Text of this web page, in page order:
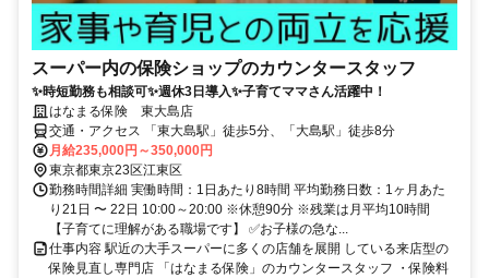
スーパー内の保険ショップのカウンタースタッフ
✨時短勤務も相談可✨週休3日導入✨子育てママさん活躍中！
はなまる保険 東大島店
交通・アクセス 「東大島駅」徒歩5分、「大島駅」徒歩8分
月給235,000円～350,000円
東京都東京23区江東区
勤務時間詳細 実働時間：1日あたり8時間 平均勤務日数：1ヶ月あた
り21日 〜 22日 10:00～20:00 ※休憩90分 ※残業は月平均10時間
【子育てに理解がある職場です】 ✅お子様の急な...
仕事内容 駅近の大手スーパーに多くの店舗を展開 している来店型の
保険見直し専門店 「はなまる保険」のカウンタースタッフ ・保険料